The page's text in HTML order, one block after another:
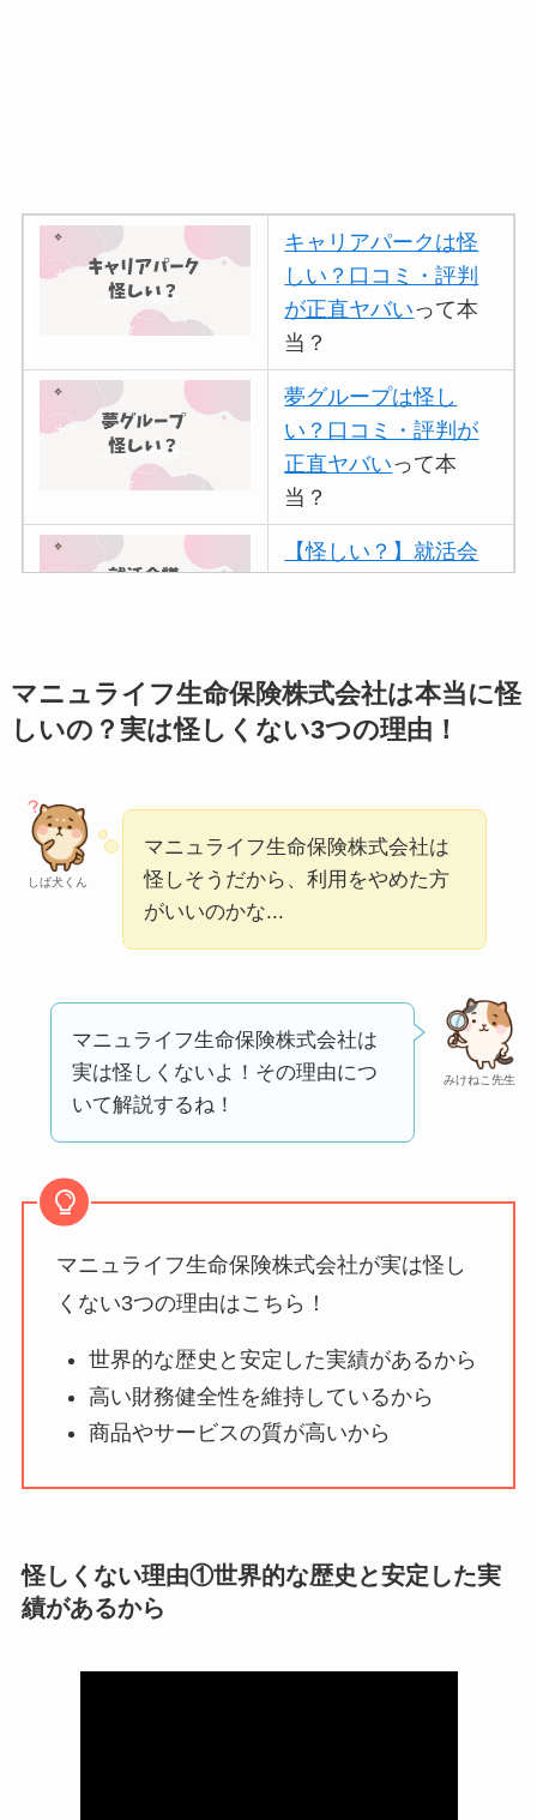
キャリアパークは怪
しい？口コミ・評判
が正直ヤバいって本
当？
夢グループは怪し
い？口コミ・評判が
正直ヤバいって本
当？
【怪しい？】就活会
アトムクリニックは
怪しい？口コミ・評
【怪しい？】帝国デ
ータバンクの口コ
う？
【怪しい？】セルプ
ロモート株式会社の
口コミ・評判
は実際
ユリカコーポレーシ
ミ・評価が正直ヤバ
い って本当？
【怪しい？】株式会
社TAPPの口コミ・評
Temuは怪しい？口コ
マニュライフ生命保険株式会社は本当に怪
しいの？実は怪しくない3つの理由！
しば犬くん
マニュライフ生命保険株式会社は
怪しそうだから、利用をやめた方
がいいのかな...
みけねこ先生
マニュライフ生命保険株式会社は
実は怪しくないよ！その理由につ
いて解説するね！
マニュライフ生命保険株式会社が実は怪し
くない3つの理由はこちら！
世界的な歴史と安定した実績があるから
高い財務健全性を維持しているから
商品やサービスの質が高いから
怪しくない理由①世界的な歴史と安定した実
績があるから